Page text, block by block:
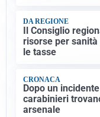
DA REGIONE
Il Consiglio
risorse per
le tasse
CRONACA
Dopo un
carabinieri
arsenale